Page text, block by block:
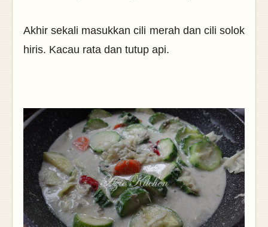
Akhir sekali masukkan cili merah dan cili solok
hiris. Kacau rata dan tutup api.